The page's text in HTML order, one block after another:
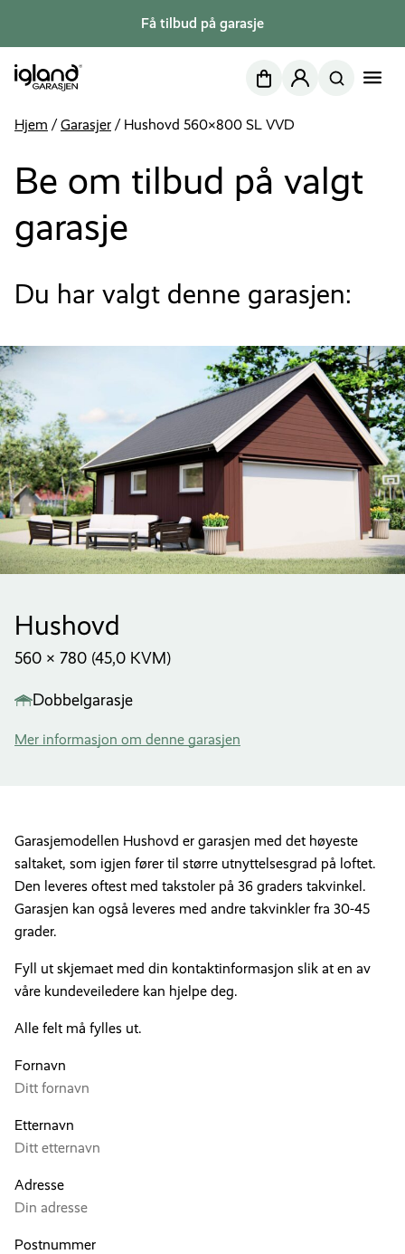
Få tilbud på garasje
NettbutikkMin side
Hjem /Garasjer / Hushovd 560×800 SL VVD
Be om tilbud på valgt
garasje
Du har valgt denne garasjen:
Hushovd
560 × 780 (45,0 KVM)
Dobbelgarasje
Mer informasjon om denne garasjen
Garasjemodellen Hushovd er garasjen med det høyeste
saltaket, som igjen fører til større utnyttelsesgrad på loftet.
Den leveres oftest med takstoler på 36 graders takvinkel.
Garasjen kan også leveres med andre takvinkler fra 30-45
grader.
Fyll ut skjemaet med din kontaktinformasjon slik at en av
våre kundeveiledere kan hjelpe deg.
Alle felt må fylles ut.
Fornavn
Etternavn
Adresse
Postnummer